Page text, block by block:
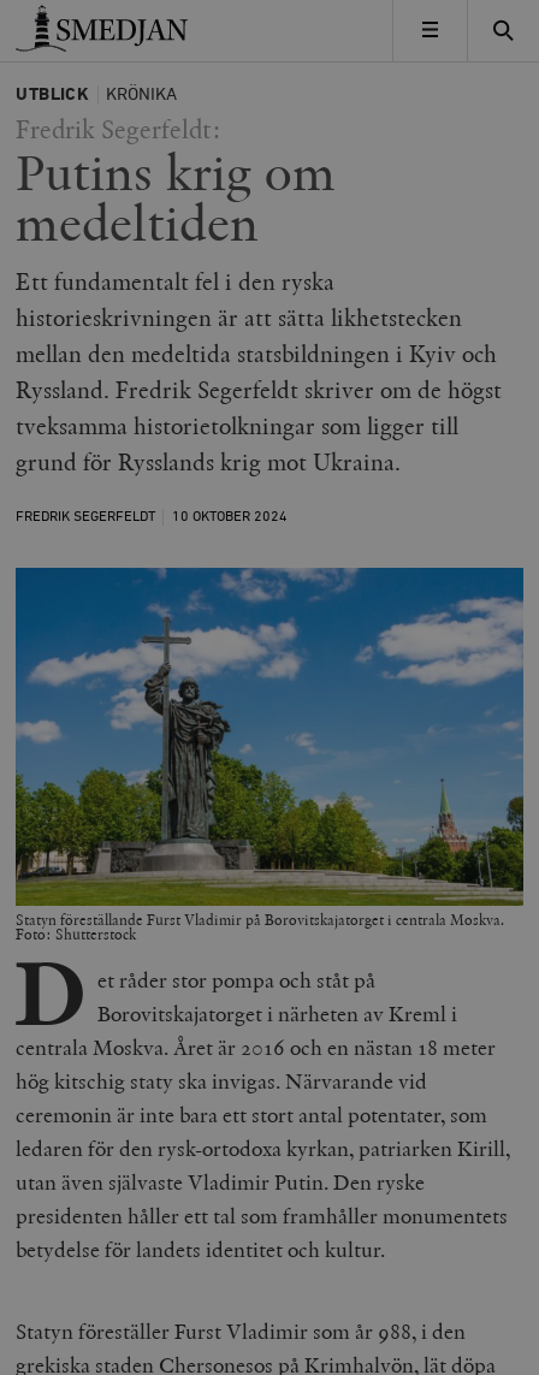
Timbro
MENY
UTBLICK KRÖNIKA
Fredrik Segerfeldt:
Putins krig om
medeltiden
Ett fundamentalt fel i den ryska
historieskrivningen är att sätta likhetstecken
mellan den medeltida statsbildningen i Kyiv och
Ryssland. Fredrik Segerfeldt skriver om de högst
tveksamma historietolkningar som ligger till
grund för Rysslands krig mot Ukraina.
FREDRIK SEGERFELDT 10 OKTOBER 2024
Statyn föreställande Furst Vladimir på Borovitskajatorget i centrala Moskva.
Foto: Shutterstock
D et råder stor pompa och ståt på
Borovitskajatorget i närheten av Kreml i
centrala Moskva. Året är 2016 och en nästan 18 meter
hög kitschig staty ska invigas. Närvarande vid
ceremonin är inte bara ett stort antal potentater, som
ledaren för den rysk-ortodoxa kyrkan, patriarken Kirill,
utan även självaste Vladimir Putin. Den ryske
presidenten håller ett tal som framhåller monumentets
betydelse för landets identitet och kultur.
Statyn föreställer Furst Vladimir som år 988, i den
grekiska staden Chersonesos på Krimhalvön, lät döpa